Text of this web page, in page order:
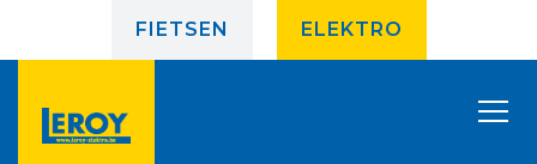
FIETSEN ELEKTRO